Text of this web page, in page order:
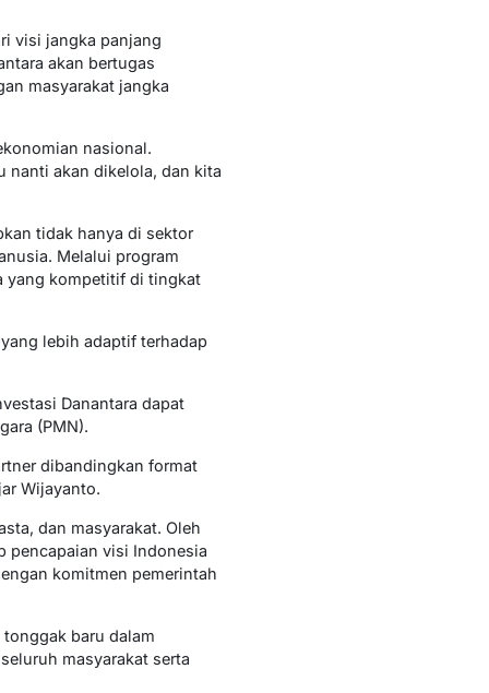
visi jangka panjang
akan bertugas
masyarakat jangka
nasional.
nanti akan dikelola, dan kita
tidak hanya di sektor
Melalui program
yang kompetitif di tingkat
lebih adaptif terhadap
Danantara dapat
(PMN).
dibandingkan format
Wijayanto.
dan masyarakat. Oleh
pencapaian visi Indonesia
komitmen pemerintah
baru dalam
masyarakat serta